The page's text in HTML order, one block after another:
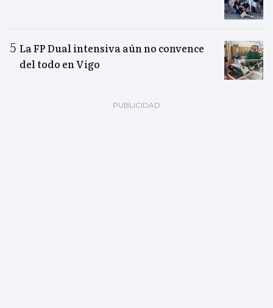
La FP Dual intensiva aún no convence
del todo en Vigo